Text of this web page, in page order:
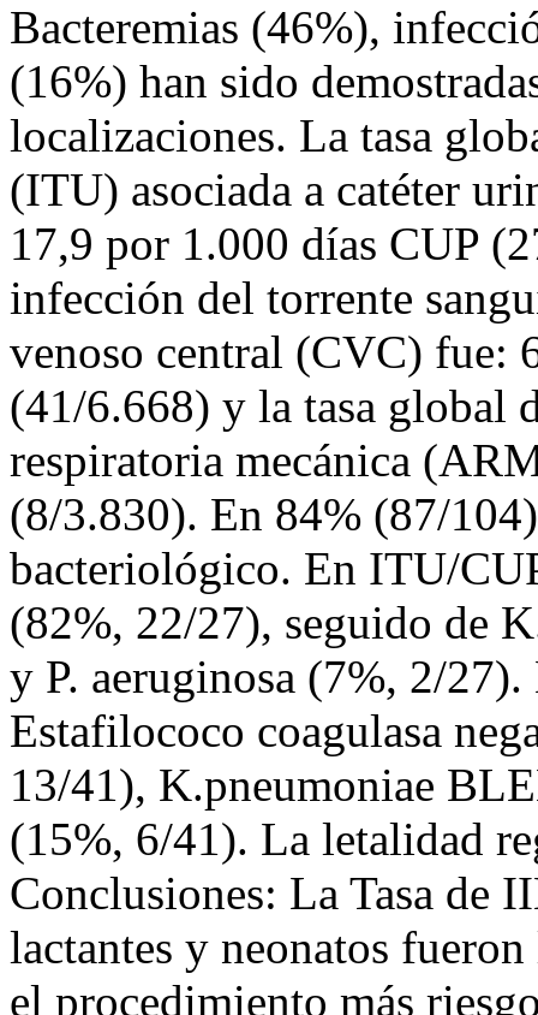
Bacteremias (46%),
(16%) han sido
localizaciones. La tasa
(ITU) asociada a catéter
17,9 por 1.000 días CUP
infección del torrente
venoso central (CVC) fue:
(41/6.668) y la tasa global
respiratoria mecánica
(8/3.830). En 84% (87/
bacteriológico. En ITU/
(82%, 22/27), seguido de
y P. aeruginosa (7%, 2/
Estafilococo coagulasa
13/41), K.pneumoniae
(15%, 6/41). La letalidad
Conclusiones: La Tasa de
lactantes y neonatos
el procedimiento más